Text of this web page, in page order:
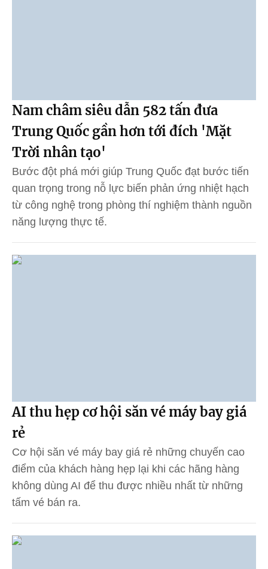
Nam châm siêu dẫn 582 tấn đưa
Trung Quốc gần hơn tới đích 'Mặt
Trời nhân tạo'
Bước đột phá mới giúp Trung Quốc đạt bước tiến
quan trọng trong nỗ lực biến phản ứng nhiệt hạch
từ công nghệ trong phòng thí nghiệm thành nguồn
năng lượng thực tế.
AI thu hẹp cơ hội săn vé máy bay giá
rẻ
Cơ hội săn vé máy bay giá rẻ những chuyến cao
điểm của khách hàng hẹp lại khi các hãng hàng
không dùng AI để thu được nhiều nhất từ những
tấm vé bán ra.